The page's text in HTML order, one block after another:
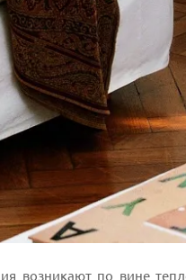
возникают по вине